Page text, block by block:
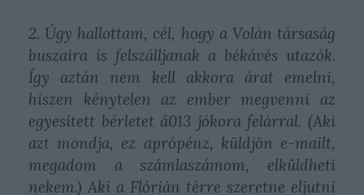
2. Úgy hallottam, cél, hogy a Volán társaság
buszaira is felszálljanak a békávés utazók.
Így aztán nem kell akkora árat emelni,
hiszen kénytelen az ember megvenni az
egyesített bérletet â013 jókora felárral. (Aki
azt mondja, ez aprópénz, küldjön e-mailt,
megadom a számlaszámom, elküldheti
nekem.) Aki a Flórián térre szeretne eljutni